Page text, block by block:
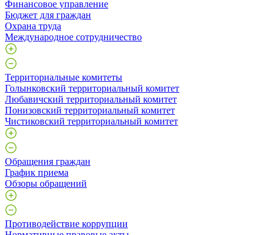
Финансовое управление
Бюджет для граждан
Охрана труда
Международное сотрудничество
Территориальные комитеты
Голынковский территориальный комитет
Любавичский территориальный комитет
Понизовский территориальный комитет
Чистиковский территориальный комитет
Обращения граждан
График приема
Обзоры обращений
Противодействие коррупции